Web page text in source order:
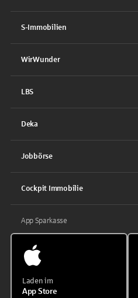
S-Immobilien
WirWunder
LBS
Deka
Jobbörse
Cockpit Immobilie
App Sparkasse
Laden im
App Store